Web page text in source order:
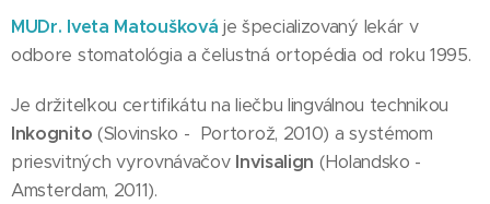
MUDr. Iveta Matoušková je špecializovaný lekár v
odbore stomatológia a čeľustná ortopédia od roku 1995.
Je držiteľkou certifikátu na liečbu lingválnou technikou
Inkognito (Slovinsko - Portorož, 2010) a systémom
priesvitných vyrovnávačov Invisalign (Holandsko -
Amsterdam, 2011).